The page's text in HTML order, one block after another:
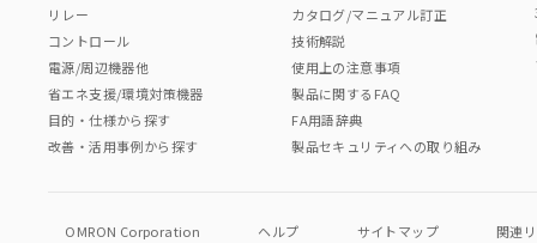
リレー
コントロール
電源/周辺機器他
省エネ支援/環境対策機器
目的・仕様から探す
改善・活用事例から探す
カタログ/マニュアル訂正
技術解説
使用上の注意事項
製品に関するFAQ
FA用語辞典
製品セキュリティへの取り組み
OMRON Corporation ヘルプ サイトマップ 関連